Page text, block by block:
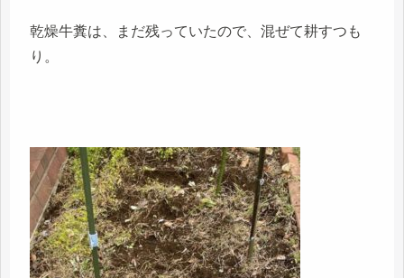
乾燥牛糞は、まだ残っていたので、混ぜて耕すつも
り。